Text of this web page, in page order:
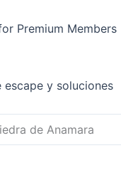
Premium Members
escape y soluciones
de Anamara